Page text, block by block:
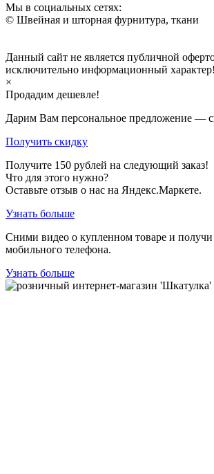
Мы в социальных сетях:
© Швейная и шторная фурнитура, ткани
Данный сайт не является публичной
исключительно информационный характер!
×
Продадим дешевле!
Дарим Вам персональное предложение —
Получить скидку
Получите 150 рублей на следующий заказ!
Что для этого нужно?
Оставьте отзыв о нас на Яндекс.Маркете.
Узнать больше
Сними видео о купленном товаре и получи
мобильного телефона.
Узнать больше